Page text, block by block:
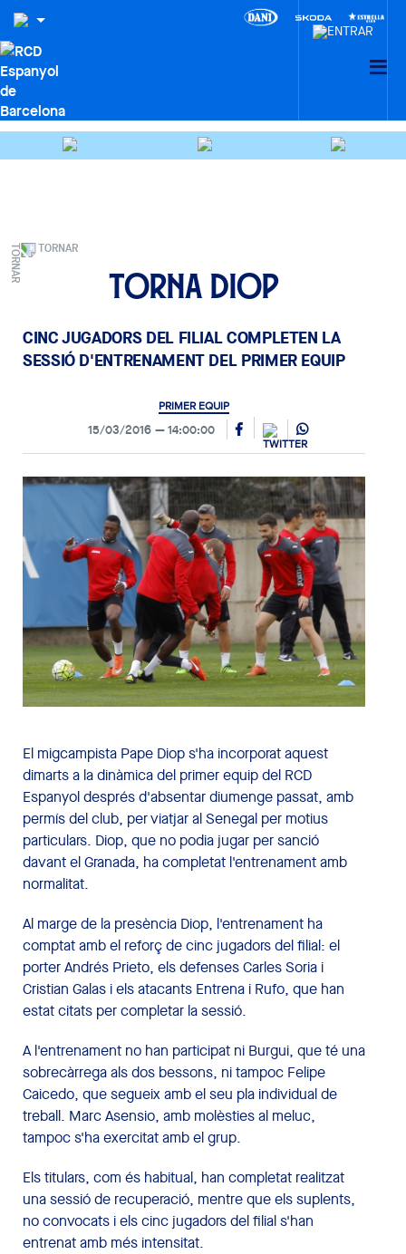
TORNAR
Torna Diop
CINC JUGADORS DEL FILIAL COMPLETEN LA
SESSIÓ D'ENTRENAMENT DEL PRIMER EQUIP
PRIMER EQUIP
15/03/2016 14:00:00
El migcampista Pape Diop s'ha incorporat aquest
dimarts a la dinàmica del primer equip del RCD
Espanyol després d'absentar diumenge passat, amb
permís del club, per viatjar al Senegal per motius
particulars. Diop, que no podia jugar per sanció
davant el Granada, ha completat l'entrenament amb
normalitat.
Al marge de la presència Diop, l'entrenament ha
comptat amb el reforç de cinc jugadors del filial: el
porter Andrés Prieto, els defenses Carles Soria i
Cristian Galas i els atacants Entrena i Rufo, que han
estat citats per completar la sessió.
A l'entrenament no han participat ni Burgui, que té una
sobrecàrrega als dos bessons, ni tampoc Felipe
Caicedo, que segueix amb el seu pla individual de
treball. Marc Asensio, amb molèsties al meluc,
tampoc s'ha exercitat amb el grup.
Els titulars, com és habitual, han completat realitzat
una sessió de recuperació, mentre que els suplents,
no convocats i els cinc jugadors del filial s'han
entrenat amb més intensitat.